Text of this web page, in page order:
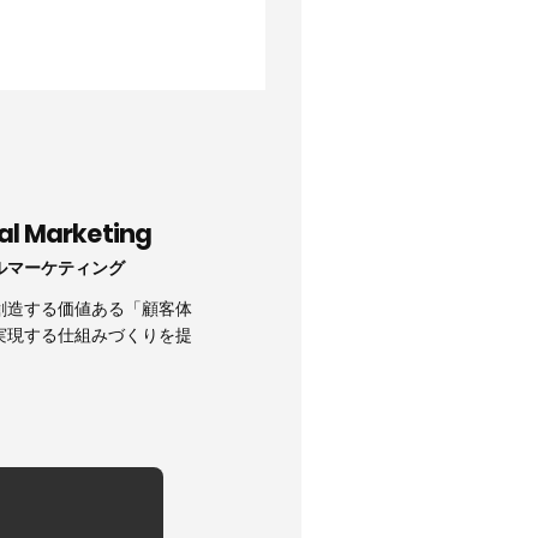
Marketing
マーケティング
造する価値ある「顧客体
現する仕組みづくりを提